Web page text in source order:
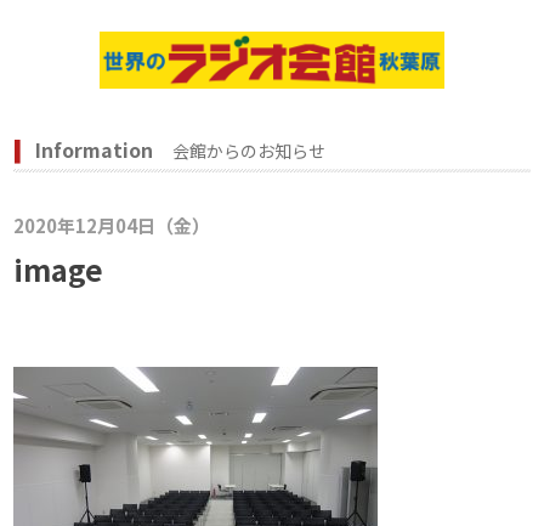
Information 会館からのお知らせ
2020年12月04日（金）
image